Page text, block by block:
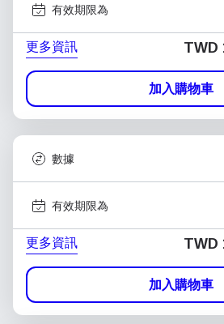
有效期限為
更多資訊 TWD
加入購物車
數據
有效期限為
更多資訊 TWD
加入購物車